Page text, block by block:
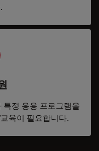
정 응용 프로그램을
육이 필요합니다.